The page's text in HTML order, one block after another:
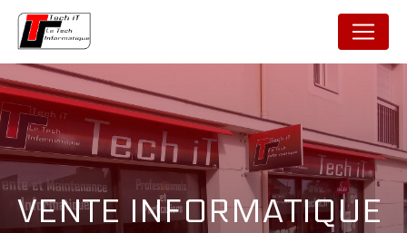
VENTE INFORMATIQUE
Panneau de gestion des cookies